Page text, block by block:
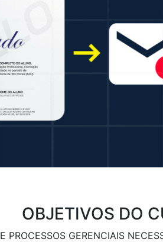
OBJETIVOS DO
PROCESSOS GERENCIAIS